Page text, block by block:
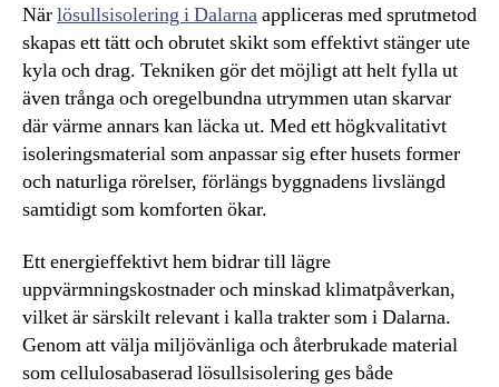
Närlösullsisolering i Dalarnaappliceras med sprutmetod
skapas ett tätt och obrutet skikt som effektivt stänger ute
kyla och drag. Tekniken gör det möjligt att helt fylla ut
även trånga och oregelbundna utrymmen utan skarvar
där värme annars kan läcka ut. Med ett högkvalitativt
isoleringsmaterial som anpassar sig efter husets former
och naturliga rörelser, förlängs byggnadens livslängd
samtidigt som komforten ökar.
Ett energieffektivt hem bidrar till lägre
uppvärmningskostnader och minskad klimatpåverkan,
vilket är särskilt relevant i kalla trakter som i Dalarna.
Genom att välja miljövänliga och återbrukade material
som cellulosabaserad lösullsisolering ges både